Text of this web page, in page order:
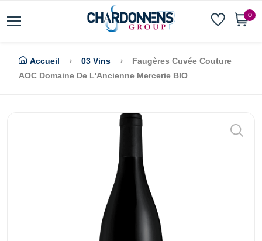
0
Accueil 03 Vins
Faugères Cuvée Couture
AOC Domaine De L'Ancienne Mercerie BIO